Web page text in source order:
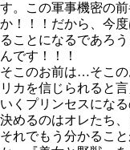
す。この軍事機密の
か！！！だから、今
ることになるであろ
んです！！！
そこのお前は…そこの
リカを信じられると
いくプリンセスにな
決めるのはオレたち、
それでもう分かるこ